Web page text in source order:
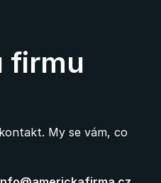
firmu
My se vám, co